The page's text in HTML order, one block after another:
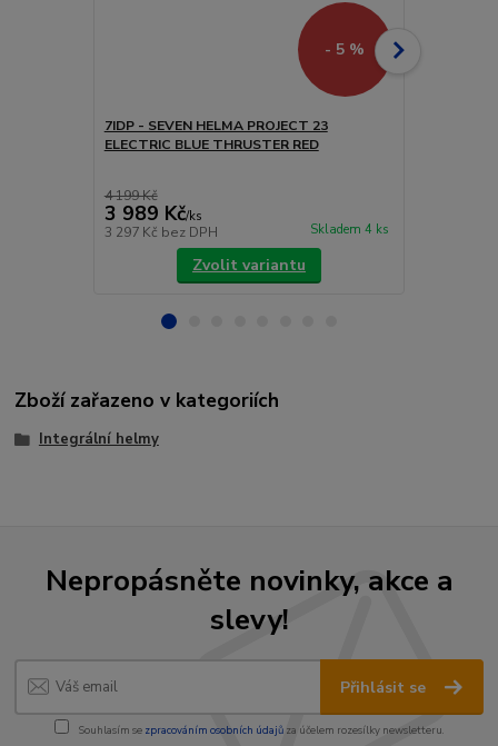
- 5 %
7IDP - SEVEN HELMA PROJECT 23
ELECTRIC BLUE THRUSTER RED
4 199 Kč
3 989 Kč/ks
3 297 Kč bez DPH Skladem 4 ks
Zvolit variantu
Zboží zařazeno v kategoriích
Integrální helmy
Nepropásněte novinky, akce a
slevy!
Přihlásit se
Souhlasím se zpracováním osobních údajůza účelem rozesílky newsletteru.